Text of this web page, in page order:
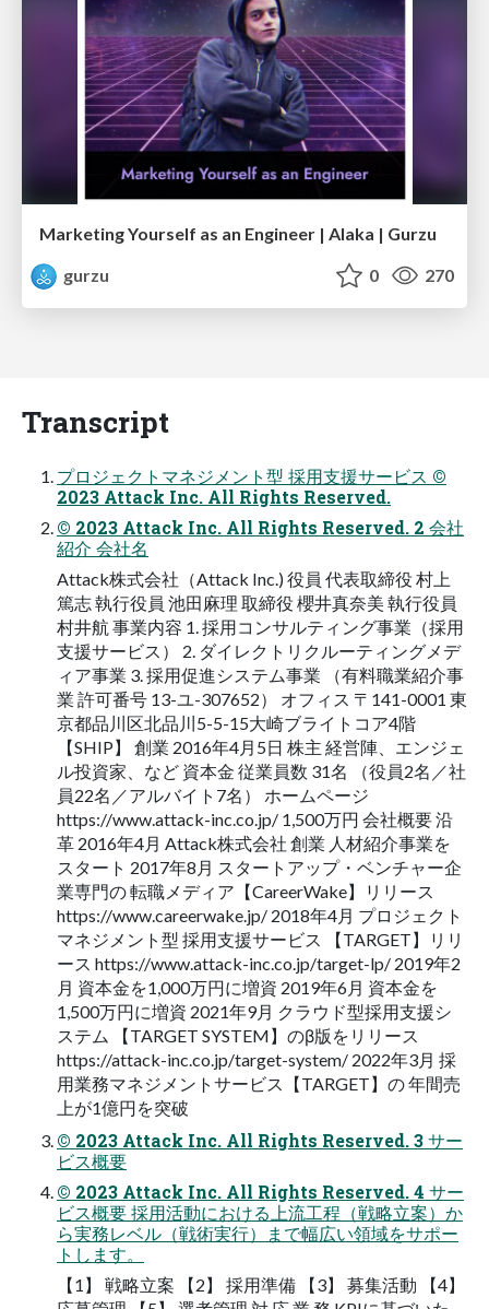
Marketing Yourself as an Engineer | Alaka | Gurzu
gurzu
0 270
Transcript
プロジェクトマネジメント型 採用支援サービス ©
2023 Attack Inc. All Rights Reserved.
© 2023 Attack Inc. All Rights Reserved. 2 会社
紹介 会社名
Attack株式会社（Attack Inc.) 役員 代表取締役 村上
篤志 執行役員 池田麻理 取締役 櫻井真奈美 執行役員
村井航 事業内容 1. 採用コンサルティング事業（採用
支援サービス） 2. ダイレクトリクルーティングメデ
ィア事業 3. 採用促進システム事業 （有料職業紹介事
業 許可番号 13-ユ-307652） オフィス 〒141-0001 東
京都品川区北品川5-5-15大崎ブライトコア4階
【SHIP】 創業 2016年4月5日 株主 経営陣、エンジェ
ル投資家、など 資本金 従業員数 31名 （役員2名／社
員22名／アルバイト7名） ホームページ
https://www.attack-inc.co.jp/ 1,500万円 会社概要 沿
革 2016年4月 Attack株式会社 創業 人材紹介事業を
スタート 2017年8月 スタートアップ・ベンチャー企
業専門の 転職メディア【CareerWake】リリース
https://www.careerwake.jp/ 2018年4月 プロジェクト
マネジメント型 採用支援サービス 【TARGET】リリ
ース https://www.attack-inc.co.jp/target-lp/ 2019年2
月 資本金を1,000万円に増資 2019年6月 資本金を
1,500万円に増資 2021年9月 クラウド型採用支援シ
ステム 【TARGET SYSTEM】のβ版をリリース
https://attack-inc.co.jp/target-system/ 2022年3月 採
用業務マネジメントサービス【TARGET】の 年間売
上が1億円を突破
© 2023 Attack Inc. All Rights Reserved. 3 サー
ビス概要
© 2023 Attack Inc. All Rights Reserved. 4 サー
ビス概要 採用活動における上流工程（戦略立案）か
ら実務レベル（戦術実行）まで幅広い領域をサポー
トします。
【1】 戦略立案 【2】 採用準備 【3】 募集活動 【4】